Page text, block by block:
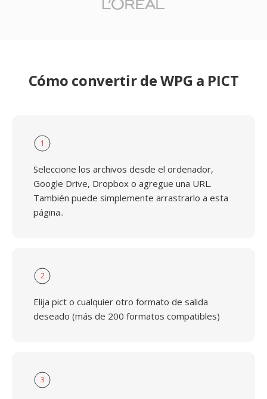
Cómo convertir de WPG a PICT
1
Seleccione los archivos desde el ordenador,
Google Drive, Dropbox o agregue una URL.
También puede simplemente arrastrarlo a esta
página..
2
Elija pict o cualquier otro formato de salida
deseado (más de 200 formatos compatibles)
3